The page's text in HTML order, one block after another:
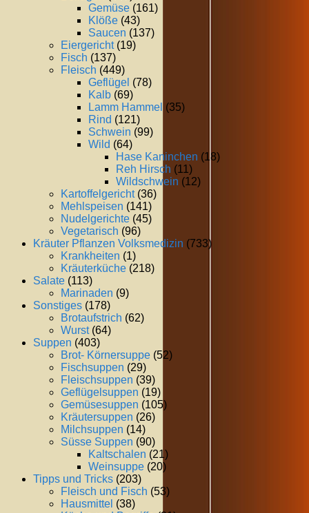
Gemüse (161)
Klöße (43)
Saucen (137)
Eiergericht(19)
Fisch (137)
Fleisch (449)
Geflügel (78)
Kalb (69)
Lamm Hammel (35)
Rind (121)
Schwein (99)
Wild (64)
Hase Kaninchen (18)
Reh Hirsch (11)
Wildschwein (12)
Kartoffelgericht(36)
Mehlspeisen (141)
Nudelgerichte (45)
Vegetarisch (96)
Kräuter Pflanzen Volksmedizin (733)
Krankheiten (1)
Kräuterküche (218)
Salate (113)
Marinaden (9)
Sonstiges (178)
Brotaufstrich (62)
Wurst(64)
Suppen (403)
Brot- Körnersuppe (52)
Fischsuppen (29)
Fleischsuppen (39)
Geflügelsuppen (19)
Gemüsesuppen (105)
Kräutersuppen (26)
Milchsuppen (14)
Süsse Suppen (90)
Kaltschalen (21)
Weinsuppe (20)
Tipps und Tricks (203)
Fleisch und Fisch (53)
Hausmittel (38)